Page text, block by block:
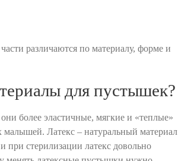
различаются по материалу, форме и
для пустышек?
более эластичные, мягкие и «теплые»
Латекс – натуральный материал
при стерилизации латекс довольно